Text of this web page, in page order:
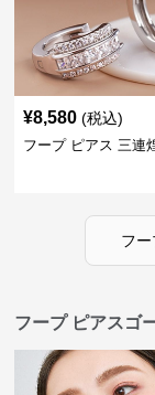
¥8,580 (税込)
フープ ピアス 三連
フー
フープ ピアスゴ